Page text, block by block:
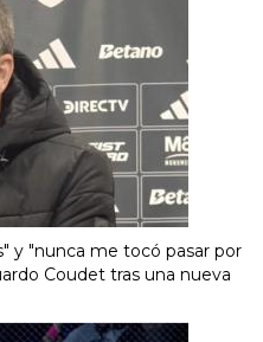
y "nunca me tocó pasar por
Coudet tras una nueva